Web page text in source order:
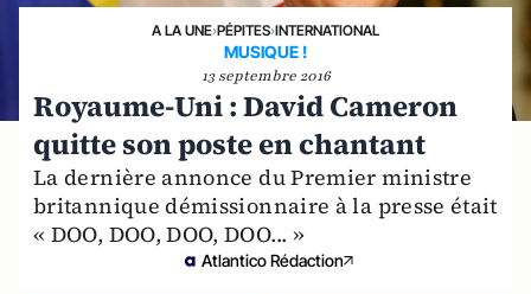
A LA UNE›PÉPITES›INTERNATIONAL
MUSIQUE !
13 septembre 2016
Royaume-Uni : David Cameron
quitte son poste en chantant
La dernière annonce du Premier ministre
britannique démissionnaire à la presse était
« DOO, DOO, DOO, DOO... »
Atlantico Rédaction